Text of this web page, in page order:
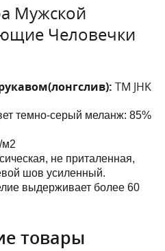
Мужской
Человечки
ТМ JHK
темно-серый меланж: 85%
м2
не приталенная,
шов усиленный.
выдерживает более 60
товары